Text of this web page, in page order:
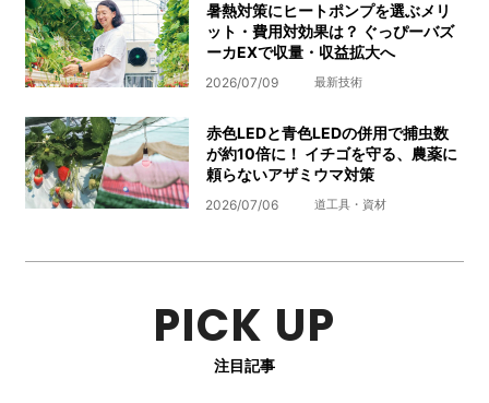
暑熱対策にヒートポンプを選ぶメリ
ット・費用対効果は？ ぐっぴーバズ
ーカEXで収量・収益拡大へ
2026/07/09 最新技術
赤色LEDと青色LEDの併用で捕虫数
が約10倍に！ イチゴを守る、農薬に
頼らないアザミウマ対策
2026/07/06 道工具・資材
PICK UP
注目記事